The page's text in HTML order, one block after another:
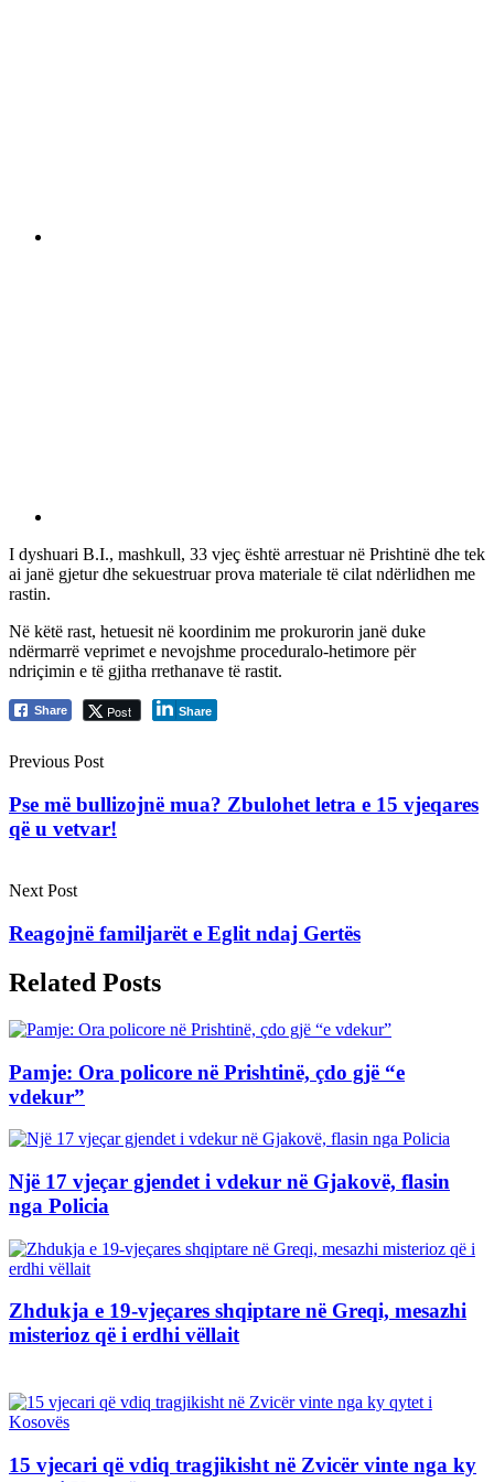
I dyshuari B.I., mashkull, 33 vjeç është arrestuar në Prishtinë dhe tek
ai janë gjetur dhe sekuestruar prova materiale të cilat ndërlidhen me
rastin.
Në këtë rast, hetuesit në koordinim me prokurorin janë duke
ndërmarrë veprimet e nevojshme proceduralo-hetimore për
ndriçimin e të gjitha rrethanave të rastit.
Share Post Share
Previous Post
Pse më bullizojnë mua? Zbulohet letra e 15 vjeqares
që u vetvar!
Next Post
Reagojnë familjarët e Eglit ndaj Gertës
Related Posts
Pamje: Ora policore në Prishtinë, çdo gjë “e
vdekur”
Një 17 vjeçar gjendet i vdekur në Gjakovë, flasin
nga Policia
Zhdukja e 19-vjeçares shqiptare në Greqi, mesazhi
misterioz që i erdhi vëllait
15 vjecari që vdiq tragjikisht në Zvicër vinte nga ky